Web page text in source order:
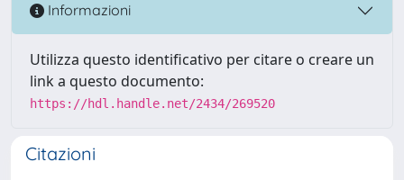
Informazioni
Utilizza questo identificativo per citare o creare un
link a questo documento:
https://hdl.handle.net/2434/269520
Citazioni